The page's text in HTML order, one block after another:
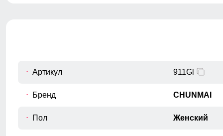
D
От верхней внутренней части бедра
Артикул 911Gl
Бренд CHUNMAI
Пол Женский